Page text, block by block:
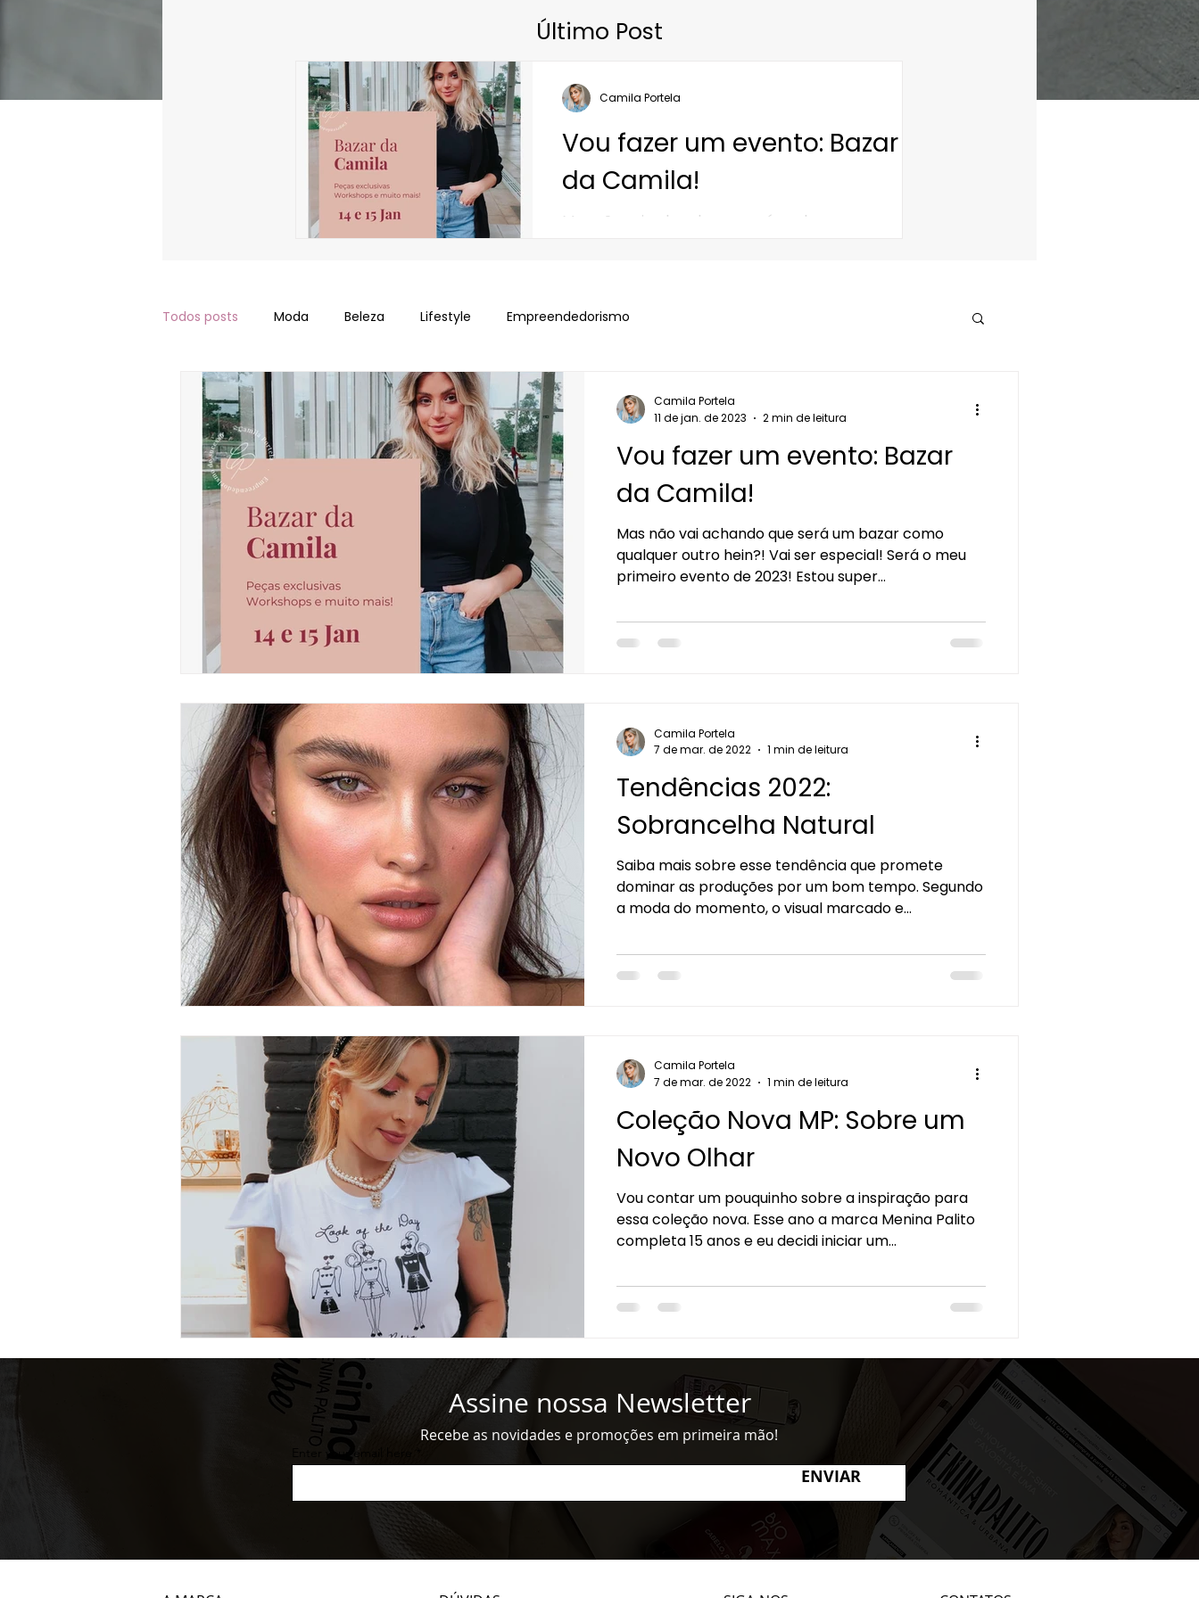
​Último Post
Vou fazer um evento: Bazar
da Camila!
Mas não vai achando que será um bazar como
Camila Portela
Todos posts Moda Beleza Lifestyle Empreendedorismo
Vou fazer um evento: Bazar
da Camila!
Mas não vai achando que será um bazar como
qualquer outro hein?! Vai ser especial! Será o meu
primeiro evento de 2023! Estou super...
Camila Portela
11 de jan. de 2023
2 min de leitura
Tendências 2022:
Sobrancelha Natural
Saiba mais sobre esse tendência que promete
dominar as produções por um bom tempo. Segundo
a moda do momento, o visual marcado e...
Camila Portela
7 de mar. de 2022
1 min de leitura
Coleção Nova MP: Sobre um
Novo Olhar
Vou contar um pouquinho sobre a inspiração para
essa coleção nova. Esse ano a marca Menina Palito
completa 15 anos e eu decidi iniciar um...
Camila Portela
7 de mar. de 2022
1 min de leitura
Assine nossa Newsletter
Enter your email here
ENVIAR
Recebe as novidades e promoções em primeira mão!